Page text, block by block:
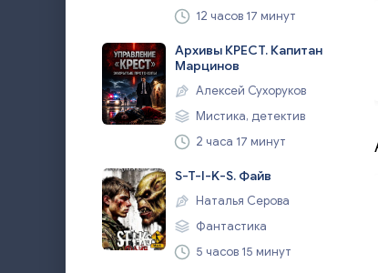
12 часов 17 минут
Архивы КРЕСТ. Капитан
Марцинов
Алексей Сухоруков
Мистика, детектив
2 часа 17 минут
S-T-I-K-S. Файв
Наталья Серова
Фантастика
5 часов 15 минут